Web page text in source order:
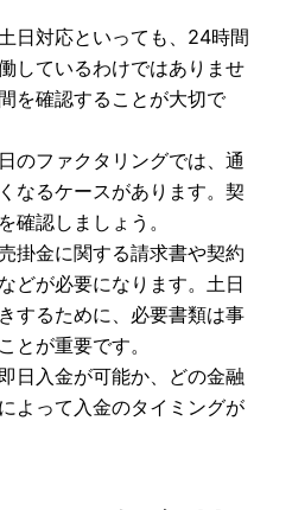
日対応といっても、24時間
しているわけではありませ
を確認することが大切で
のファクタリングでは、通
なるケースがあります。契
確認しましょう。
掛金に関する請求書や契約
どが必要になります。土日
するために、必要書類は事
とが重要です。
日入金が可能か、どの金融
よって入金のタイミングが